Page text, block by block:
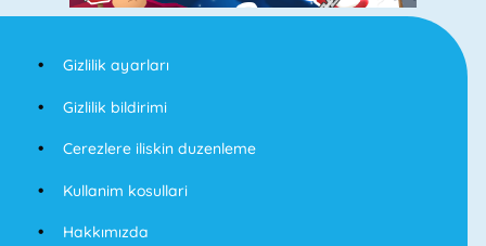
Gizlilik ayarları
Gizlilik bildirimi
Cerezlere iliskin duzenleme
Kullanim kosullari
Hakkımızda